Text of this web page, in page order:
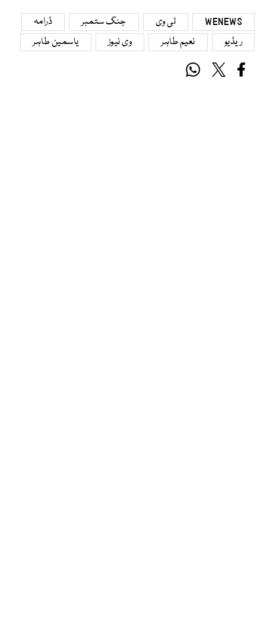
WENEWS ٹی وی جنگ ستمبر
ڈرامہ
ریڈیو
نعیم طاہر وی نیوز یاسمین طاہر